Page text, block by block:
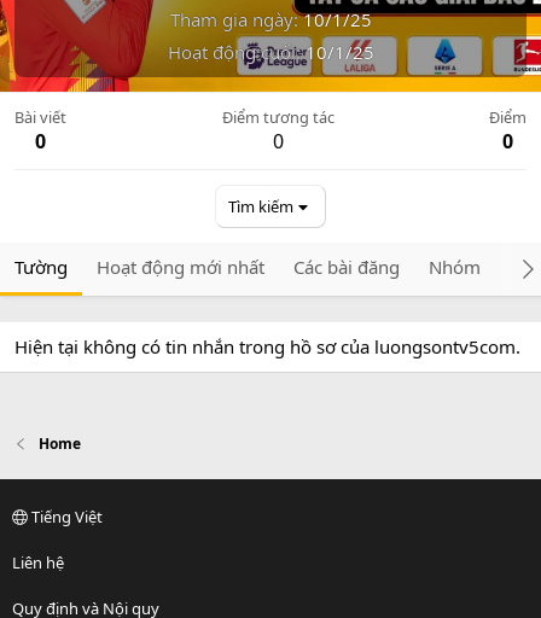
Tham gia ngày 10/1/25
Hoạt động cuối 10/1/25
Bài viết
0
Điểm tương tác
0
Điểm
0
Tìm kiếm
Tường Hoạt động mới nhất Các bài đăng Nhóm
Hiện tại không có tin nhắn trong hồ sơ của luongsontv5com.
Home
Tiếng Việt
Liên hệ
Quy định và Nội quy